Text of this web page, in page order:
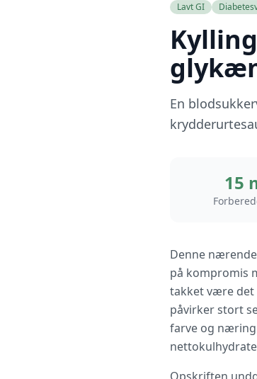
Lavt GI
En
15
Denne
på kompromis
takket være det
påvirker stort
farve og næring